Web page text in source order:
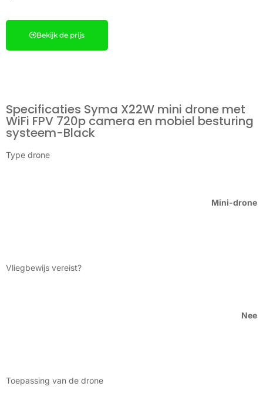
Bekijk de prijs
Specificaties Syma X22W mini drone met
WiFi FPV 720p camera en mobiel besturing
systeem-Black
Type drone
Mini-drone
Vliegbewijs vereist?
Nee
Toepassing van de drone